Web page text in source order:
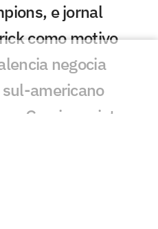
e jornal
como motivo
negocia
americano
Garcia projeta